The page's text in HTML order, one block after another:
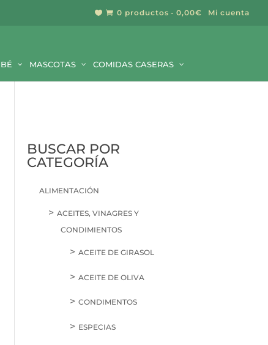
Mi cuenta
  0 productos 0,00€
MASCOTAS COMIDAS CASERAS
BUSCAR POR
CATEGORÍA
ALIMENTACIÓN
ACEITES, VINAGRES Y
CONDIMIENTOS
ACEITE DE GIRASOL
ACEITE DE OLIVA
CONDIMENTOS
ESPECIAS